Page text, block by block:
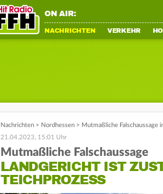
ON AIR:
NACHRICHTEN VERKEHR
Nachrichten > Nordhessen > Mutmaßliche Falschaussage
21.04.2023, 15:01 Uhr
Mutmaßliche Falschaussage
LANDGERICHT IST
TEICHPROZESS